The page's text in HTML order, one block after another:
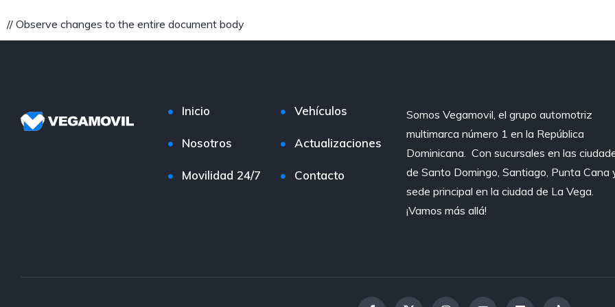
// Observe changes to the entire document body
Inicio Vehículos
Nosotros Actualizaciones
Movilidad 24/7 Contacto
Somos Vegamovil, el grupo automotriz
multimarca número 1 en la República
Dominicana⁣. ⁣ Con sucursales en las
de Santo Domingo, Santiago, Punta Cana
sede principal en la ciudad de La Vega.
¡Vamos más allá!